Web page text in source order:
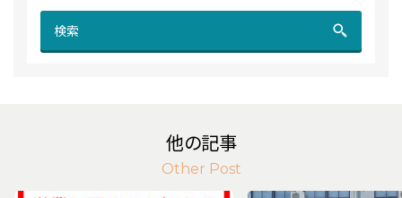
検索
他の記事
Other Post